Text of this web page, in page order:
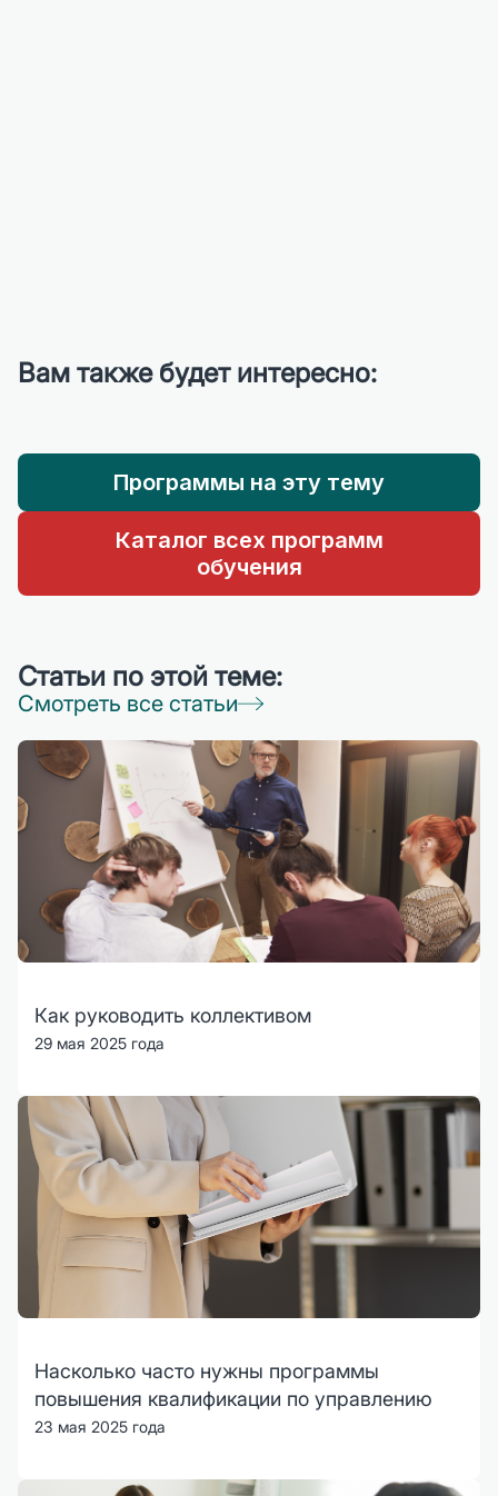
Вам также будет интересно:
Программы на эту тему
Каталог всех программ
обучения
Статьи по этой теме:
Смотреть все статьи
Как руководить коллективом
29 мая 2025 года
Насколько часто нужны программы
повышения квалификации по управлению
23 мая 2025 года